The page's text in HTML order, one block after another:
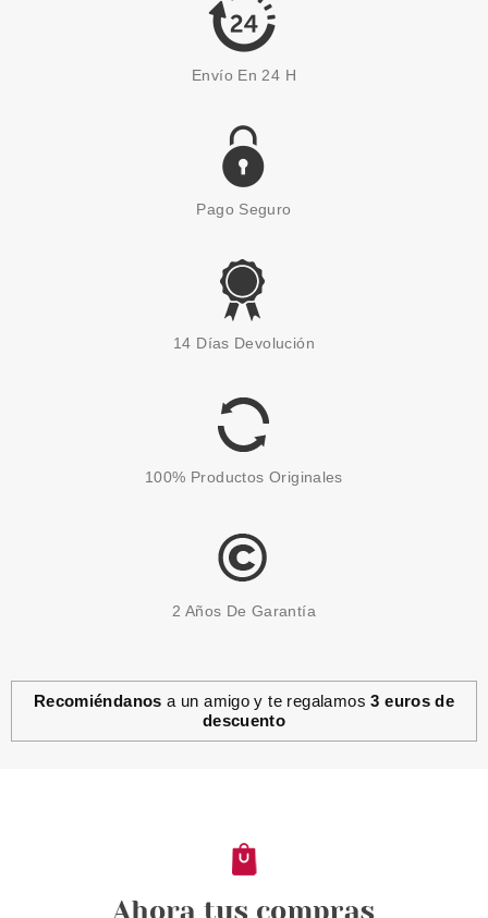
Envío En 24 H
Pago Seguro
14 Días Devolución
100% Productos Originales
2 Años De Garantía
Recomiéndanos a un amigo y te regalamos3 euros de
descuento